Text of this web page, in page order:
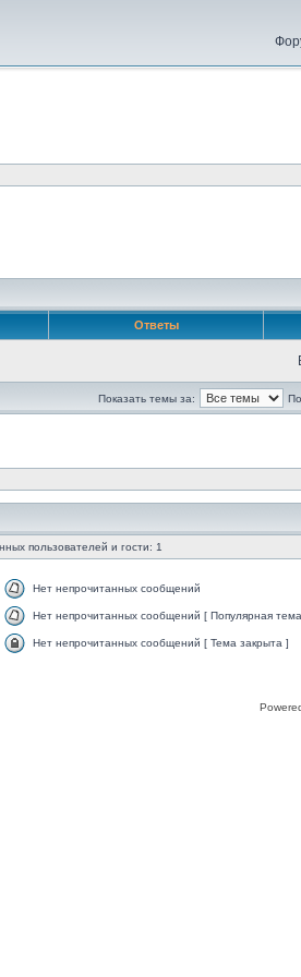
Ответы
Показать темы за:
пользователей и гости: 1
Нет непрочитанных сообщений
Нет непрочитанных сообщений [ Популярная
Нет непрочитанных сообщений [ Тема закрыта ]